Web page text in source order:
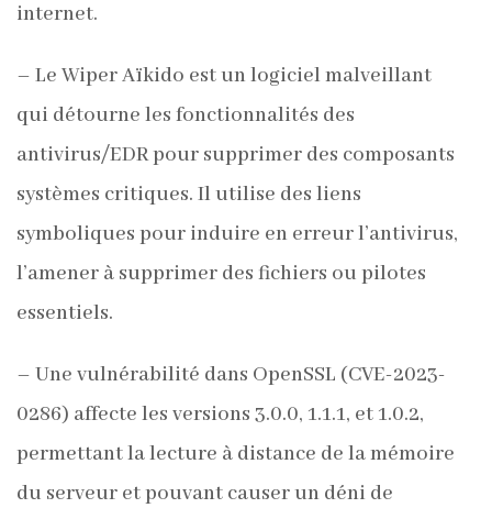
internet.
– Le Wiper Aïkido est un logiciel malveillant
qui détourne les fonctionnalités des
antivirus/EDR pour supprimer des composants
systèmes critiques. Il utilise des liens
symboliques pour induire en erreur l’antivirus,
l’amener à supprimer des fichiers ou pilotes
essentiels.
– Une vulnérabilité dans OpenSSL (CVE-2023-
0286) affecte les versions 3.0.0, 1.1.1, et 1.0.2,
permettant la lecture à distance de la mémoire
du serveur et pouvant causer un déni de